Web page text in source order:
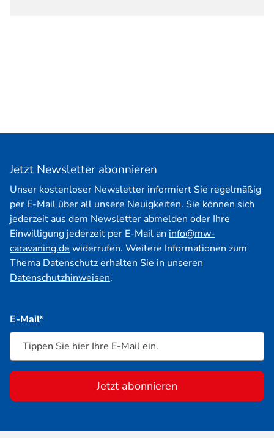
Jetzt Newsletter abonnieren
Unser kostenloser Newsletter informiert Sie regelmäßig
per E-Mail über all unsere Neuigkeiten. Sie können sich
jederzeit aus dem Newsletter abmelden oder Ihre
Einwilligung jederzeit per E-Mail an info@mw-
caravaning.de widerrufen. Weitere Informationen zum
Thema Datenschutz erhalten Sie in unseren
Datenschutzhinweisen.
E-Mail*
Jetzt abonnieren